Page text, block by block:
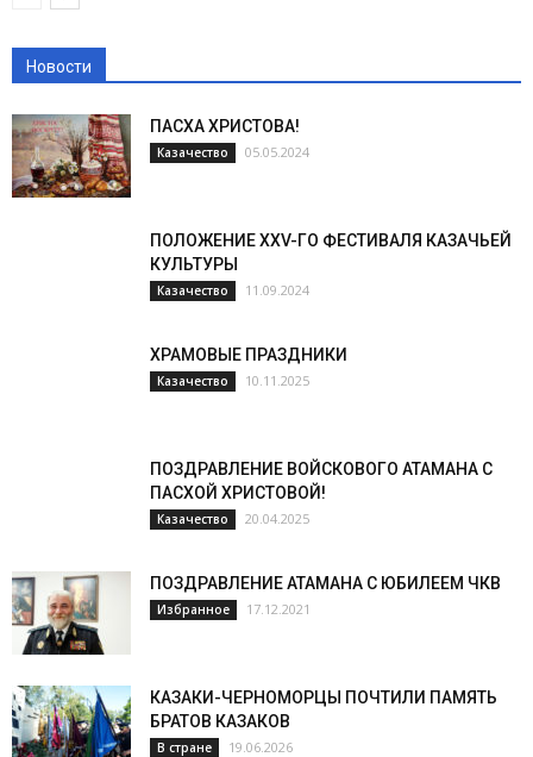
Новости
ПАСХА ХРИСТОВА!
Казачество 05.05.2024
ПОЛОЖЕНИЕ XXV-ГО ФЕСТИВАЛЯ КАЗАЧЬЕЙ
КУЛЬТУРЫ
Казачество 11.09.2024
ХРАМОВЫЕ ПРАЗДНИКИ
Казачество 10.11.2025
ПОЗДРАВЛЕНИЕ ВОЙСКОВОГО АТАМАНА С
ПАСХОЙ ХРИСТОВОЙ!
Казачество 20.04.2025
ПОЗДРАВЛЕНИЕ АТАМАНА С ЮБИЛЕЕМ ЧКВ
Избранное 17.12.2021
КАЗАКИ-ЧЕРНОМОРЦЫ ПОЧТИЛИ ПАМЯТЬ
БРАТОВ КАЗАКОВ
В стране 19.06.2026